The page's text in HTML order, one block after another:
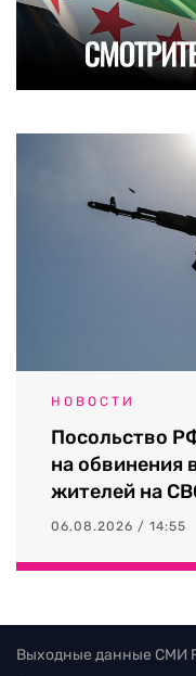
НОВОСТИ
Посольство
на обвинения
жителей на
06.08.2026 / 14:55
Выходные данные СМИ